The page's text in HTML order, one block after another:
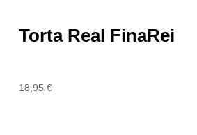
Torta Real FinaRei
18,95€